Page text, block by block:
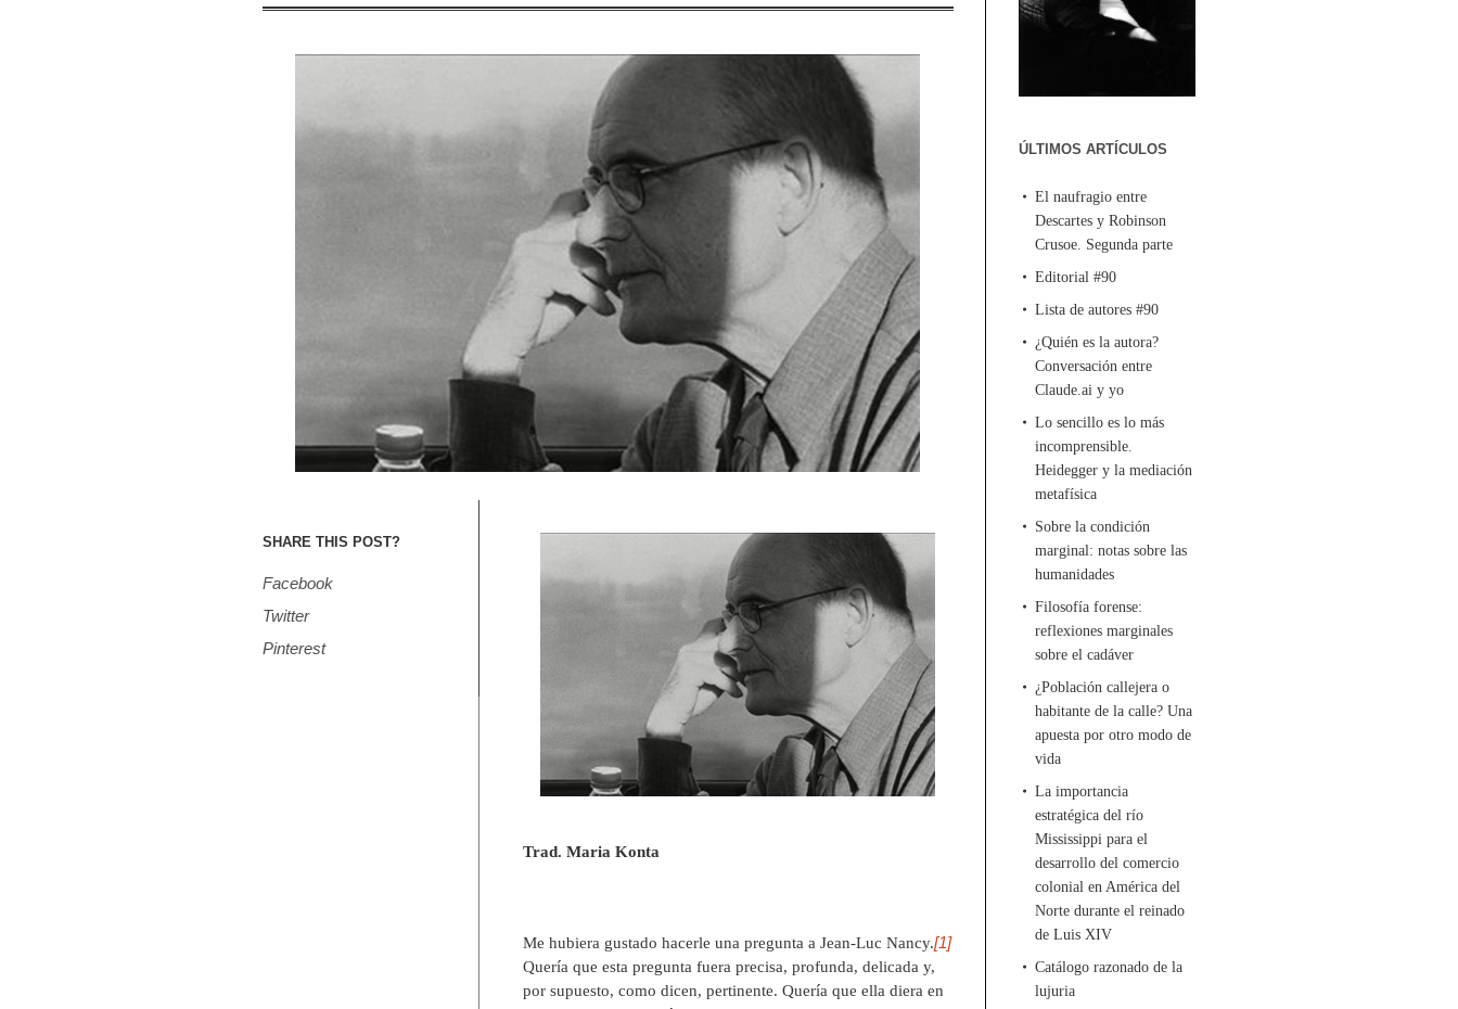
SHARE THIS POST?
Facebook
Twitter
Pinterest
Trad. Maria Konta
Me hubiera gustado hacerle una pregunta a Jean-Luc Nancy.[1]
Quería que esta pregunta fuera precisa, profunda, delicada y,
por supuesto, como dicen, pertinente. Quería que ella diera en
ÚLTIMOS ARTÍCULOS
El naufragio entre
Descartes y Robinson
Crusoe. Segunda parte
Editorial #90
Lista de autores #90
¿Quién es la autora?
Conversación entre
Claude.ai y yo
Lo sencillo es lo más
incomprensible.
Heidegger y la mediación
metafísica
Sobre la condición
marginal: notas sobre las
humanidades
Filosofía forense:
reflexiones marginales
sobre el cadáver
¿Población callejera o
habitante de la calle? Una
apuesta por otro modo de
vida
La importancia
estratégica del río
Mississippi para el
desarrollo del comercio
colonial en América del
Norte durante el reinado
de Luis XIV
Catálogo razonado de la
lujuria